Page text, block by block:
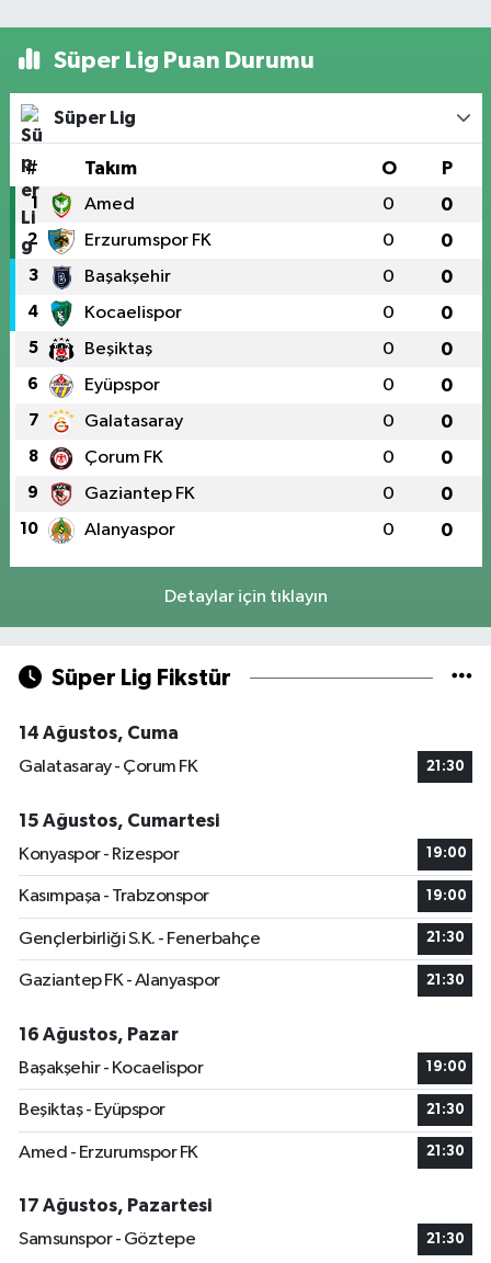
Süper Lig Puan Durumu
Süper Lig
# Takım O P
1 Amed 0 0
2 Erzurumspor FK 0 0
3 Başakşehir 0 0
4 Kocaelispor 0 0
5 Beşiktaş 0 0
6 Eyüpspor 0 0
7 Galatasaray 0 0
8 Çorum FK 0 0
9 Gaziantep FK 0 0
10 Alanyaspor 0 0
Detaylar için tıklayın
Süper Lig Fikstür
14 Ağustos, Cuma
Galatasaray - Çorum FK
21:30
15 Ağustos, Cumartesi
Konyaspor - Rizespor
19:00
Kasımpaşa - Trabzonspor 19:00
Gençlerbirliği S.K. - Fenerbahçe 21:30
Gaziantep FK - Alanyaspor 21:30
16 Ağustos, Pazar
Başakşehir - Kocaelispor
19:00
Beşiktaş - Eyüpspor 21:30
Amed - Erzurumspor FK 21:30
17 Ağustos, Pazartesi
Samsunspor - Göztepe
21:30